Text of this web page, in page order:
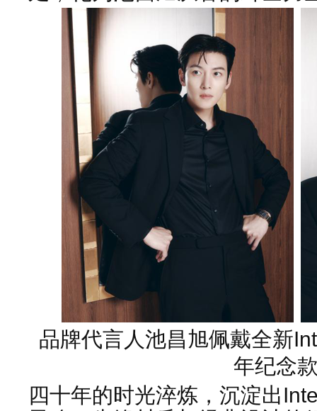
品牌代言人池昌旭佩戴全新
年纪念
四十年的时光淬炼，沉淀出